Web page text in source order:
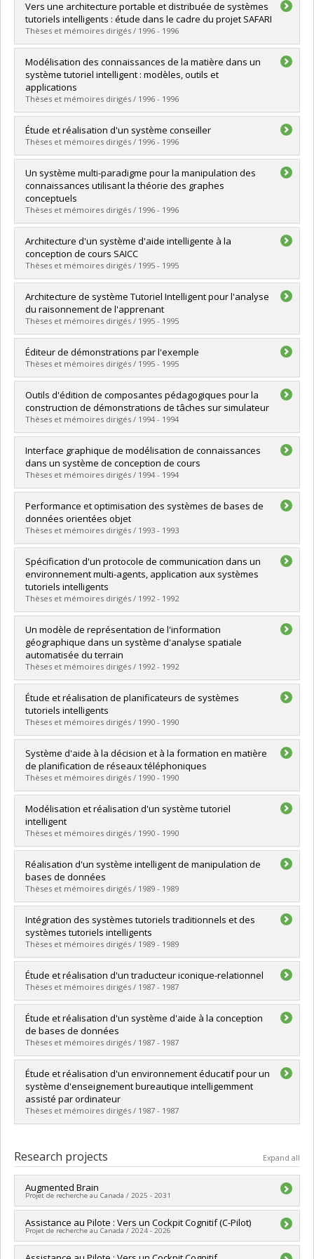
Graduate :Jebel, Imed
Cycle :Master's
Grade :M. Sc.
Lien vers le document dans Papyrus
Vers une architecture portable et distribuée de systèmes
tutoriels intelligents : étude dans le cadre du projet SAFARI
Thèses et mémoires dirigés / 1996 - 1996
Graduate :Rabia, Nadjib
Cycle :Master's
Grade :M. Sc.
Lien vers le document dans Papyrus
Modélisation des connaissances de la matière dans un
système tutoriel intelligent : modèles, outils et
applications
Thèses et mémoires dirigés / 1996 - 1996
Graduate :Nkambou, Roger
Cycle : Doctoral
Grade :Ph. D.
Étude et réalisation d'un système conseiller
Thèses et mémoires dirigés / 1996 - 1996
Graduate : Serroud, Abdallah
Cycle :Master's
Grade :M. Sc.
Lien vers le document dans Papyrus
Un système multi-paradigme pour la manipulation des
connaissances utilisant la théorie des graphes
conceptuels
Thèses et mémoires dirigés / 1996 - 1996
Graduate : Kabbaj, Adil
Cycle :Doctoral
Grade :Ph. D.
Lien vers le document dans Papyrus
Architecture d'un système d'aide intelligente à la
conception de cours SAICC
Thèses et mémoires dirigés / 1995 - 1995
Graduate : Kjiri, Laila
Cycle :Doctoral
Grade :Ph. D.
Lien vers le document dans Papyrus
Architecture de système Tutoriel Intelligent pour l'analyse
du raisonnement de l'apprenant
Thèses et mémoires dirigés / 1995 - 1995
Graduate :Djamen, Jean-Yves
Cycle : Doctoral
Grade :Ph. D.
Éditeur de démonstrations par l'exemple
Thèses et mémoires dirigés / 1995 - 1995
Graduate :Abadie, Christophe
Cycle :Master's
Grade :M. Sc.
Lien vers le document dans Papyrus
Outils d'édition de composantes pédagogiques pour la
construction de démonstrations de tâches sur simulateur
Thèses et mémoires dirigés / 1994 - 1994
Graduate :Quirion, Luc
Cycle :Master's
Grade :M. Sc.
Lien vers le document dans Papyrus
Interface graphique de modélisation de connaissances
dans un système de conception de cours
Thèses et mémoires dirigés / 1994 - 1994
Graduate :Kengne, Anatole
Cycle :Master's
Grade :M. Sc.
Lien vers le document dans Papyrus
Performance et optimisation des systèmes de bases de
données orientées objet
Thèses et mémoires dirigés / 1993 - 1993
Graduate :Nguyên, Văn Phuc
Cycle :Master's
Grade :M. Sc.
Lien vers le document dans Papyrus
Spécification d'un protocole de communication dans un
environnement multi-agents, application aux systèmes
tutoriels intelligents
Thèses et mémoires dirigés / 1992 - 1992
Graduate :Ramazani, Dunia
Cycle :Master's
Grade :M. Sc.
Lien vers le document dans Papyrus
Un modèle de représentation de l'information
géographique dans un système d'analyse spatiale
automatisée du terrain
Thèses et mémoires dirigés / 1992 - 1992
Graduate :Carrier, Réjean
Cycle :Master's
Grade :M. Sc.
Lien vers le document dans Papyrus
Étude et réalisation de planificateurs de systèmes
tutoriels intelligents
Thèses et mémoires dirigés / 1990 - 1990
Graduate :St-Gelais, André
Cycle :Master's
Grade :M. Sc.
Lien vers le document dans Papyrus
Système d'aide à la décision et à la formation en matière
de planification de réseaux téléphoniques
Thèses et mémoires dirigés / 1990 - 1990
Graduate :Perreault, Marc
Cycle :Master's
Grade :M. Sc.
Lien vers le document dans Papyrus
Modélisation et réalisation d'un système tutoriel
intelligent
Thèses et mémoires dirigés / 1990 - 1990
Graduate :Imbeau, Gilles
Cycle : Doctoral
Grade :Ph. D.
Lien vers le document dans Papyrus
Réalisation d'un système intelligent de manipulation de
bases de données
Thèses et mémoires dirigés / 1989 - 1989
Graduate :Girard, Raynald
Cycle :Master's
Grade :M. Sc.
Lien vers le document dans Papyrus
Intégration des systèmes tutoriels traditionnels et des
systèmes tutoriels intelligents
Thèses et mémoires dirigés / 1989 - 1989
Graduate :Bengio, Samy
Cycle : Master's
Grade :M. Sc.
Lien vers le document dans Papyrus
Étude et réalisation d'un traducteur iconique-relationnel
Thèses et mémoires dirigés / 1987 - 1987
Graduate :Bachr, Ahmed Abdélilah
Cycle :Master's
Grade :M. Sc.
Lien vers le document dans Papyrus
Étude et réalisation d'un système d'aide à la conception
de bases de données
Thèses et mémoires dirigés / 1987 - 1987
Graduate :Kabbaj, Anas
Cycle :Master's
Grade :M. Sc.
Lien vers le document dans Papyrus
Étude et réalisation d'un environnement éducatif pour un
système d'enseignement bureautique intelligemment
assisté par ordinateur
Thèses et mémoires dirigés / 1987 - 1987
Cycle :Master's
Grade :M. Sc.
Lien vers le document dans Papyrus
Research projects Expand all
Augmented Brain
Projet de recherche au Canada / 2025 - 2031
Lead researcher :Claude Frasson
Funding sources: CRSNG/Conseil de recherches en sciences
naturelles et génie du Canada (CRSNG)
Assistance au Pilote : Vers un Cockpit Cognitif (C-Pilot)
Projet de recherche au Canada / 2024 - 2026